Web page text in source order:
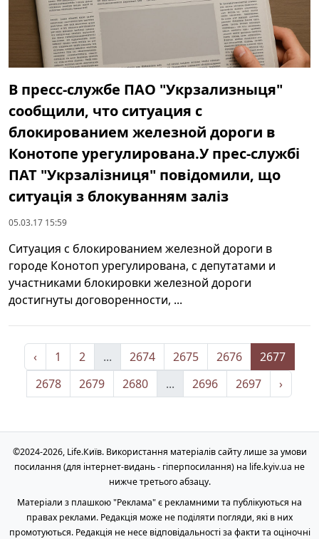
В пресс-службе ПАО "Укрзализныця"
сообщили, что ситуация с
блокированием железной дороги в
Конотопе урегулирована.У прес-службі
ПАТ "Укрзалізниця" повідомили, що
ситуація з блокуванням заліз
05.03.17 15:59
Ситуация с блокированием железной дороги в
городе Конотоп урегулирована, с депутатами и
участниками блокировки железной дороги
достигнуты договоренности, ...
‹ 1 2 ... 2674 2675 2676
2677
2678
2679 2680 ... 2696 2697 ›
©2024-2026, Life.Київ. Використання матеріалів сайту лише за умови
посилання (для інтернет-видань - гіперпосилання) на life.kyiv.ua не
нижче третього абзацу.
Матеріали з плашкою "Реклама" є рекламними та публікуються на
правах реклами. Редакція може не поділяти погляди, які в них
промотуються. Редакція не несе відповідальності за факти та оціночні